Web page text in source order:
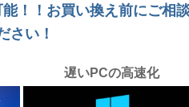
！！お買い換え前にご相
さい！
遅いPCの高速化